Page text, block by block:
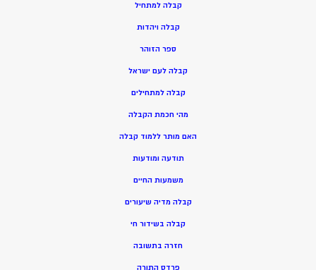
קבלה למתחיל
קבלה ויהדות
ספר הזוהר
קבלה לעם ישראל
קבלה למתחילים
מהי חכמת הקבלה
האם מותר ללמוד קבלה
תודעה ומודעות
משמעות החיים
קבלה מדיה שיעורים
קבלה בשידור חי
חזרה בתשובה
פרדס התורה